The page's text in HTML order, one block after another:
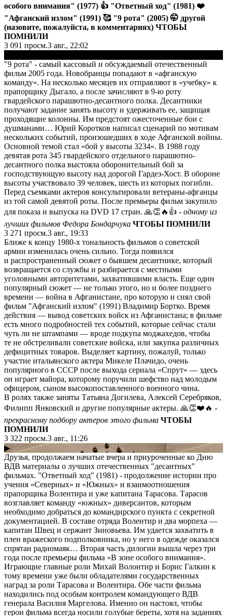
особого внимания" (1977) 👍 "Ответный ход" (1981) ❤️
"Афганский излом" (1991) 🥰 "9 рота" (2005) 🤭 другой
(назовите, пожалуйста, в комментариях) ЧТОБЫ
ПОМНИЛИ
3 091 просм.3 авг., 22:02
"9 рота" - самый кассовый и обсуждаемый отечественный
фильм 2005 года. Новобранцы попадают в «афганскую
команду». На несколько месяцев их отправляют в «учебку» к
прапорщику Дыгало, а после зачисляют в 9-ю роту
гвардейского парашютно-десантного полка. Десантники
получают задание занять высоту и удерживать ее, защищая
проходящие колонны. Им предстоят ожесточенные бои с
душманами… Юрий Коротков написал сценарий по мотивам
нескольких событий, произошедших в ходе Афганской войны.
Основной темой стал «бой у высоты 3234». В 1988 году
девятая рота 345 гвардейского отдельного парашютно-
десантного полка выстояла оборонительный бой за
господствующую высоту над дорогой Гардез-Хост. В обороне
высоты участвовало 39 человек, шесть из которых погибли.
Перед съемками актеров консультировали ветераны-афганцы
из той самой девятой роты. После премьеры фильм закупило
для показа и выпуска на DVD 17 стран. 🙏👏🔥👍 - одному из
лучших фильмов Федора Бондарчука ЧТОБЫ ПОМНИЛИ
3 271 просм.3 авг., 19:33
Ближе к концу 1980-х тональность фильмов о советской
армии изменилась очень сильно. Тогда появился
и распространенный сюжет о бывшем десантнике, который
возвращается со службы и разбирается с местными
уголовными авторитетами, захватившими власть. Еще один
популярный сюжет — не только этого, но и более позднего
времени — война в Афганистане, про которую и снял свой
фильм "Афганский излом" (1991) Владимир Бортко. Время
действия — вывод советских войск из Афганистана; в фильме
есть много подробностей тех событий, которые сейчас стали
чуть ли не штампами — вроде подкупа моджахедов, чтобы
те не обстреливали советские войска, или закупка различных
дефицитных товаров. Выделяет картину, пожалуй, только
участие итальянского актера Микеле Плачидо, очень
популярного в СССР после выхода сериала «Спрут» — здесь
он играет майора, которому поручили шефство над молодым
офицером, сыном высокопоставленного военного чина.
В ролях также заняты Татьяна Догилева, Алексей Серебряков,
Филипп Янковский и другие популярные актеры. 🙏👏❤️🔥 -
прекрасному подбору актеров этого фильма ЧТОБЫ
ПОМНИЛИ
3 322 просм.3 авг., 11:26
▶
Друзья, продолжаем начатые вчера и приуроченные ко Дню
ВДВ материалы о лучших отечественных "десантных"
фильмах. "Ответный ход" (1981) - продолжение истории про
учения «Северных» и «Южных» и взаимоотношения
прапорщика Волентира и уже капитана Тарасова. Тарасов
возглавляет команду «южных» диверсантов, которым
необходимо добраться до командирского пункта с секретной
документацией. В составе отряда Волентир и два морпеха —
капитан Швец и сержант Зиновьева. Им удается захватить в
плен вражеского подполковника, но у него в одежде оказался
спрятан радиомаяк… Вторая часть дилогии вышла через три
года после премьеры фильма «В зоне особого внимания».
Играющие главные роли Михай Волонтир и Борис Галкин к
тому времени уже были обладателями государственных
наград за роли Тарасова и Волентира. Обе части фильма
находились под особым контролем командующего ВДВ
генерала Василия Маргелова. Именно он настоял, чтобы
герои фильма всегда носили голубые береты, хотя на заданиях